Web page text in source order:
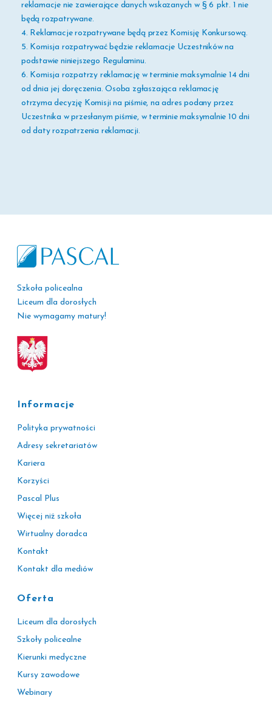
reklamacje nie zawierające danych wskazanychw § 6 pkt. 1 nie
będą rozpatrywane.
4. Reklamacje rozpatrywane będą przez Komisję Konkursową.
5. Komisja rozpatrywać będzie reklamacje Uczestników na
podstawie niniejszego Regulaminu.
6. Komisja rozpatrzy reklamację w terminie maksymalnie 14 dni
od dnia jej doręczenia. Osoba zgłaszająca reklamację
otrzyma decyzję Komisji na piśmie, na adres podany przez
Uczestnika w przesłanym piśmie, w terminie maksymalnie 10 dni
od daty rozpatrzenia reklamacji.
Szkoła policealna
Liceum dla dorosłych
Nie wymagamy matury!
Informacje
Polityka prywatności
Adresy sekretariatów
Kariera
Korzyści
Pascal Plus
Więcej niż szkoła
Wirtualny doradca
Kontakt
Kontakt dla mediów
Oferta
Liceum dla dorosłych
Szkoły policealne
Kierunki medyczne
Kursy zawodowe
Webinary